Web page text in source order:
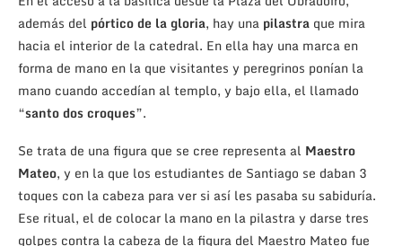
además del pórtico de la gloria, hay una pilastra que mira
hacia el interior de la catedral. En ella hay una marca en
forma de mano en la que visitantes y peregrinos ponían la
mano cuando accedían al templo, y bajo ella, el llamado
“santo dos croques”.
Se trata de una figura que se cree representa al Maestro
Mateo, y en la que los estudiantes de Santiago se daban 3
toques con la cabeza para ver si así les pasaba su sabiduría.
Ese ritual, el de colocar la mano en la pilastra y darse tres
golpes contra la cabeza de la figura del Maestro Mateo fue